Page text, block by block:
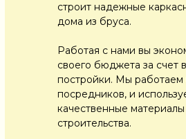
строит надежные
дома из бруса.
Работая с нами вы
своего бюджета за счет
постройки. Мы работаем
посредников, и
качественные
строительства.